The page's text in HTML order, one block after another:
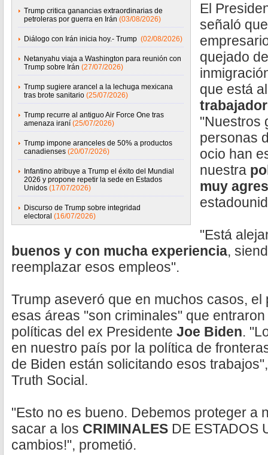
Trump critica ganancias extraordinarias de
petroleras por guerra en Irán (03/08/2026)
Diálogo con Irán inicia hoy.- Trump (02/08/2026)
Netanyahu viaja a Washington para reunión con
Trump sobre Irán (27/07/2026)
Trump sugiere arancel a la lechuga mexicana
tras brote sanitario (25/07/2026)
Trump recurre al antiguo Air Force One tras
amenaza iraní (25/07/2026)
Trump impone aranceles de 50% a productos
canadienses (20/07/2026)
Infantino atribuye a Trump el éxito del Mundial
2026 y propone repetir la sede en Estados
Unidos (17/07/2026)
Discurso de Trump sobre integridad
electoral (16/07/2026)
El
señaló
quejado
que está
"Nuestros
personas
ocio han
nuestra
muy
"Está
buenos y con mucha experiencia,
reemplazar esos empleos".
Trump aseveró que en muchos casos,
esas áreas "son criminales" que
políticas del ex Presidente Joe Biden.
en nuestro país por la política de
de Biden están solicitando esos
Truth Social.
"Esto no es bueno. Debemos proteger a
sacar a los CRIMINALES DE ESTADOS
cambios!", prometió.